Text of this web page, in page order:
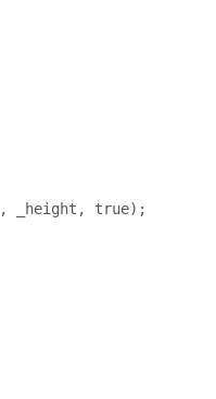
, _height , true) ;